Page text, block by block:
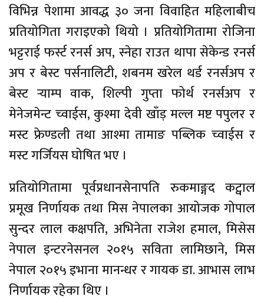
विभिन्न पेशामा आवद्ध ३० जना विवाहित महिलाबीच
प्रतियोगिता गराइएको थियो । प्रतियोगितामा रोजिना
भट्टराई फर्स्ट रनर्स अप, स्नेहा राउत थापा सेकेन्ड रनर्स
अप र बेस्ट पर्सनालिटी, शबनम खरेल थर्ड रनर्सअप र
बेस्ट र्‍याम्प वाक, शिल्पी गुप्ता फोर्थ रनर्सअप र
मेनेजमेन्ट च्वाईस, कुश्मा देवी खाँड़ मल्ल मष्ट पपुलर र
मस्ट फ्रेण्डली तथा आश्मा तामाङ पब्लिक च्वाईस र
मस्ट गर्जियस घोषित भए ।
प्रतियोगितामा पूर्वप्रधानसेनापति रुकमाङ्गद कट्वाल
प्रमूख निर्णायक तथा मिस नेपालका आयोजक गोपाल
सुन्दर लाल कक्षपति, अभिनेता राजेश हमाल, मिसेस
नेपाल इन्टरनेसनल २०१५ सविता लामिछाने, मिस
नेपाल २०१५ इभाना मानन्धर र गायक डा. आभास लाभ
निर्णायक रहेका थिए ।